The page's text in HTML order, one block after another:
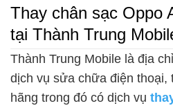
Thay chân sạc Oppo
tại Thành Trung
Thành Trung Mobile là địa
dịch vụ sửa chữa điện thoại,
hãng trong đó có dịch vụ